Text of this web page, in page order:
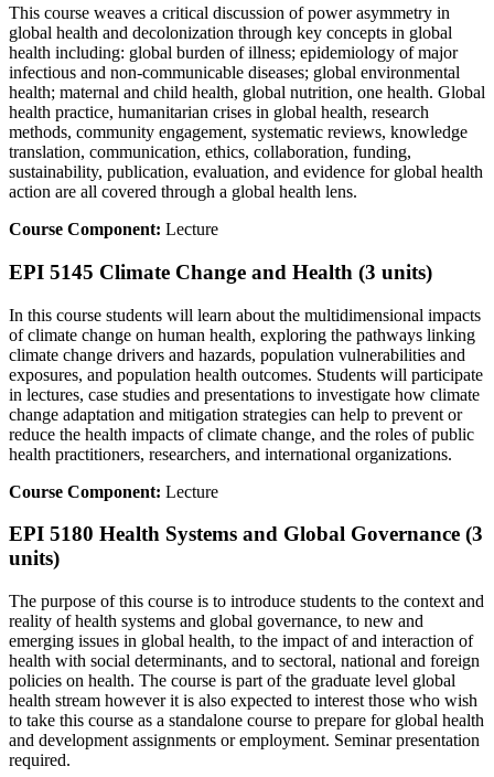
This course weaves a critical discussion of power asymmetry in
global health and decolonization through key concepts in global
health including: global burden of illness; epidemiology of major
infectious and non-communicable diseases; global environmental
health; maternal and child health, global nutrition, one health. Global
health practice, humanitarian crises in global health, research
methods, community engagement, systematic reviews, knowledge
translation, communication, ethics, collaboration, funding,
sustainability, publication, evaluation, and evidence for global health
action are all covered through a global health lens.
Course Component: Lecture
EPI 5145 Climate Change and Health (3 units)
In this course students will learn about the multidimensional impacts
of climate change on human health, exploring the pathways linking
climate change drivers and hazards, population vulnerabilities and
exposures, and population health outcomes. Students will participate
in lectures, case studies and presentations to investigate how climate
change adaptation and mitigation strategies can help to prevent or
reduce the health impacts of climate change, and the roles of public
health practitioners, researchers, and international organizations.
Course Component: Lecture
EPI 5180 Health Systems and Global Governance (3
units)
The purpose of this course is to introduce students to the context and
reality of health systems and global governance, to new and
emerging issues in global health, to the impact of and interaction of
health with social determinants, and to sectoral, national and foreign
policies on health. The course is part of the graduate level global
health stream however it is also expected to interest those who wish
to take this course as a standalone course to prepare for global health
and development assignments or employment. Seminar presentation
required.